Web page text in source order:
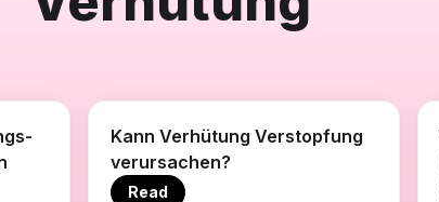
Kann Verhütung Verstopfung
verursachen?
Read